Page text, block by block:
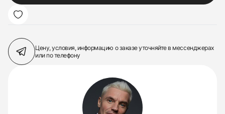
Цену, условия, информацию о заказеуточняйте в мессенджерах
или по телефону